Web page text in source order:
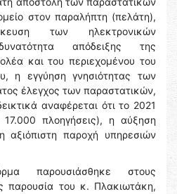
στον παραλήπτη (πελάτη),
των ηλεκτρονικών
απόδειξης της
και του περιεχομένου του
η εγγύηση γνησιότητας των
έλεγχος των παραστατικών,
αναφέρεται ότι το 2021
17.000 πλοηγήσεις), η αύξηση
αξιόπιστη παροχή υπηρεσιών
παρουσιάσθηκε στους
παρουσία του κ. Πλακιωτάκη,